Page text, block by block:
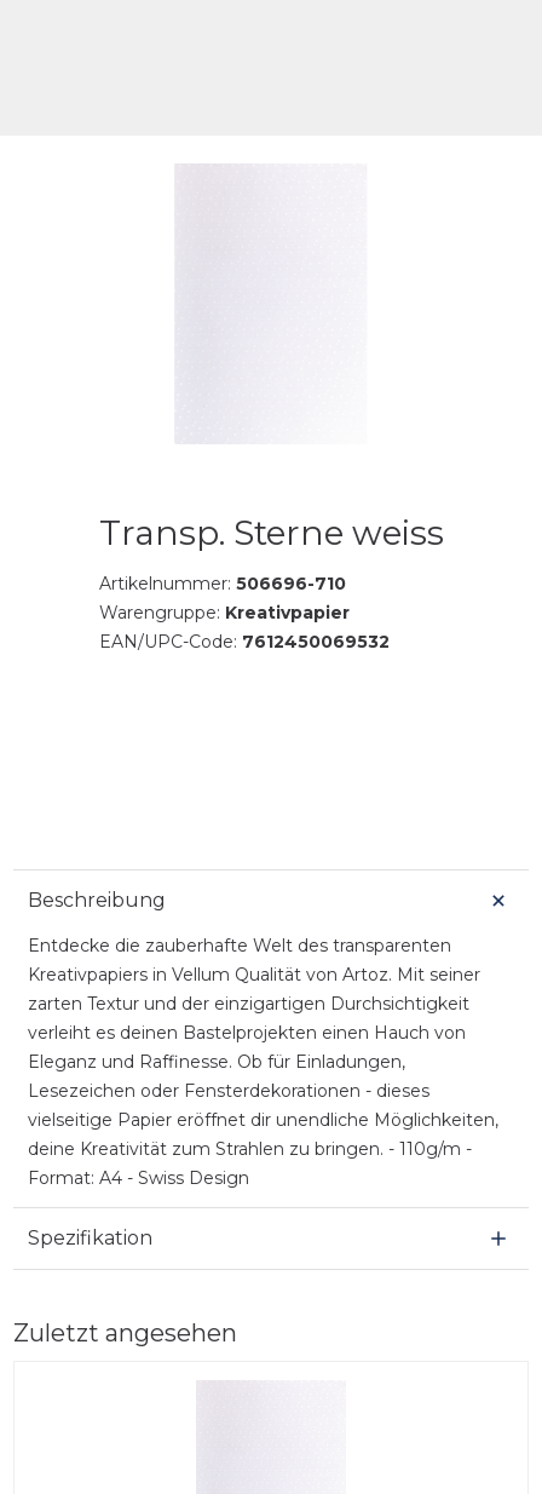
Transp. Sterne weiss
Artikelnummer: 506696-710
Warengruppe: Kreativpapier
EAN/UPC-Code: 7612450069532
Beschreibung
Entdecke die zauberhafte Welt des transparenten
Kreativpapiers in Vellum Qualität von Artoz. Mit seiner
zarten Textur und der einzigartigen Durchsichtigkeit
verleiht es deinen Bastelprojekten einen Hauch von
Eleganz und Raffinesse. Ob für Einladungen,
Lesezeichen oder Fensterdekorationen - dieses
vielseitige Papier eröffnet dir unendliche Möglichkeiten,
deine Kreativität zum Strahlen zu bringen. - 110g/m -
Format: A4 - Swiss Design
Spezifikation
Zuletzt angesehen